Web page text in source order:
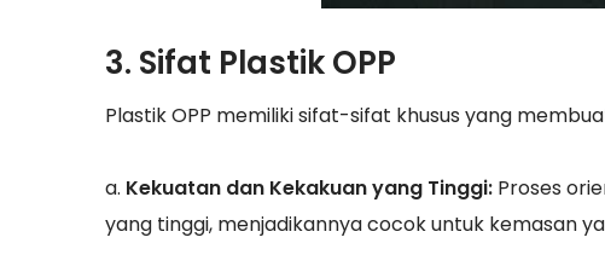
3. Sifat Plastik OPP
Plastik OPP memiliki sifat-sifat khusus yang
a. Kekuatan dan Kekakuan yang Tinggi: Proses
yang tinggi, menjadikannya cocok untuk kemasan